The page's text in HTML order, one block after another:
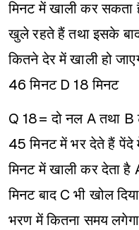
मिनट में खाली कर
खुले रहते हैं तथा इसके बाद
कितने देर में खाली हो
46 मिनट D 18 मिनट
Q 18= दो नल A तथा B
45 मिनट में भर देते हैं पेंदे
मिनट में खाली कर देता
मिनट बाद C भी खोल
भरण में कितना समय लगेगा